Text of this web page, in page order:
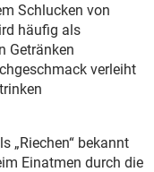
Schlucken von
häufig als
Getränken
verleiht
„Riechen“ bekannt
Einatmen durch die